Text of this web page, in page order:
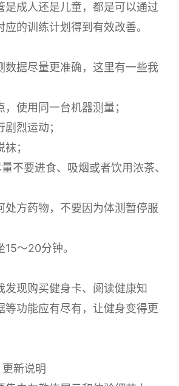
是成人还是儿童，都是可以通过
的训练计划得到有效改善。
数据尽量更准确，这里有一些我
使用同一台机器测量；
烈运动；
；
不要进食、吸烟或者饮用浓茶、
处方药物，不要因为体测暂停服
～20分钟。
发现购买健身卡、阅读健康知
等功能应有尽有，让健身变得更
新说明